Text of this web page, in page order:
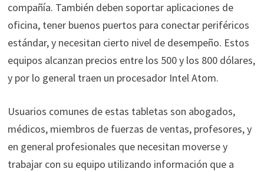
compañía. También deben soportar aplicaciones de
oficina, tener buenos puertos para conectar periféricos
estándar, y necesitan cierto nivel de desempeño. Estos
equipos alcanzan precios entre los 500 y los 800 dólares,
y por lo general traen un procesador Intel Atom.
Usuarios comunes de estas tabletas son abogados,
médicos, miembros de fuerzas de ventas, profesores, y
en general profesionales que necesitan moverse y
trabajar con su equipo utilizando información que a